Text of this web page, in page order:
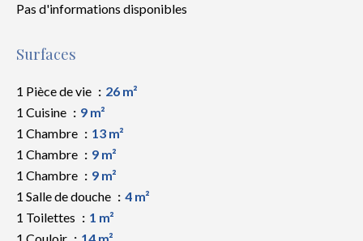
Pas d'informations disponibles
Surfaces
1 Pièce de vie
26 m²
1 Cuisine
9 m²
1 Chambre
13 m²
1 Chambre
9 m²
1 Chambre
9 m²
1 Salle de douche
4 m²
1 Toilettes
1 m²